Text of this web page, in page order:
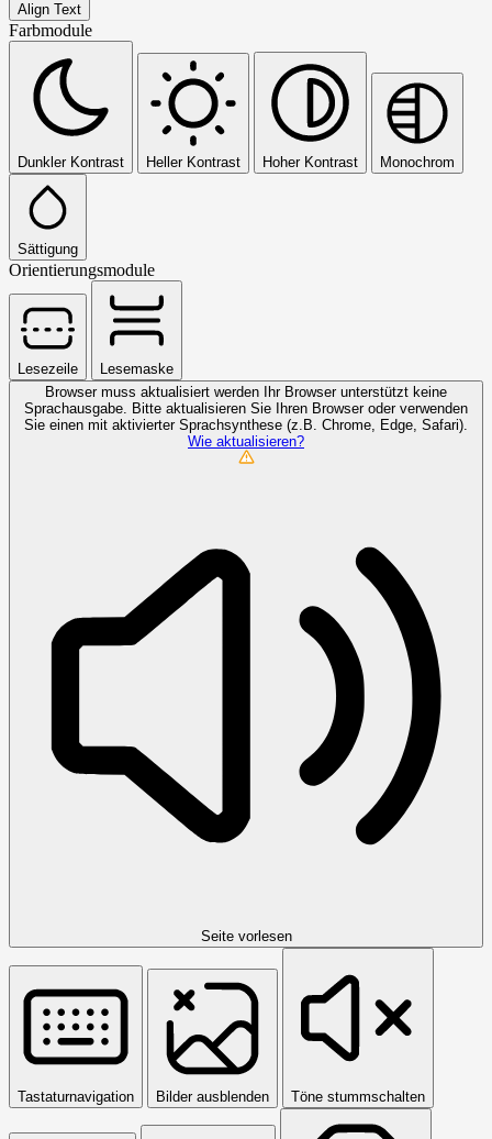
Align Text
Farbmodule
Dunkler Kontrast Heller Kontrast Hoher Kontrast Monochrom
Sättigung
Orientierungsmodule
Lesezeile
Lesemaske
Browser muss aktualisiert werden
Ihr Browser unterstützt keine
Sprachausgabe. Bitte aktualisieren Sie Ihren Browser oder verwenden
Sie einen mit aktivierter Sprachsynthese (z.B. Chrome, Edge, Safari).
Wie aktualisieren?
Seite vorlesen
Tastaturnavigation Bilder ausblenden Töne stummschalten